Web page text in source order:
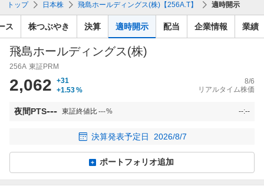
検
索
トップ 日本株 飛島ホールディングス(株)【256A.T】 適時開示
ス 株つぶやき 決算 適時開示 配当 企業情報 業績
飛島ホールディングス(株)
256A 東証PRM
2,062
+31
+1.53%
8/6
リアルタイム株価
夜間PTS--- 東証終値比---% --:--
決算発表予定日 2026/8/7
ポートフォリオ追加